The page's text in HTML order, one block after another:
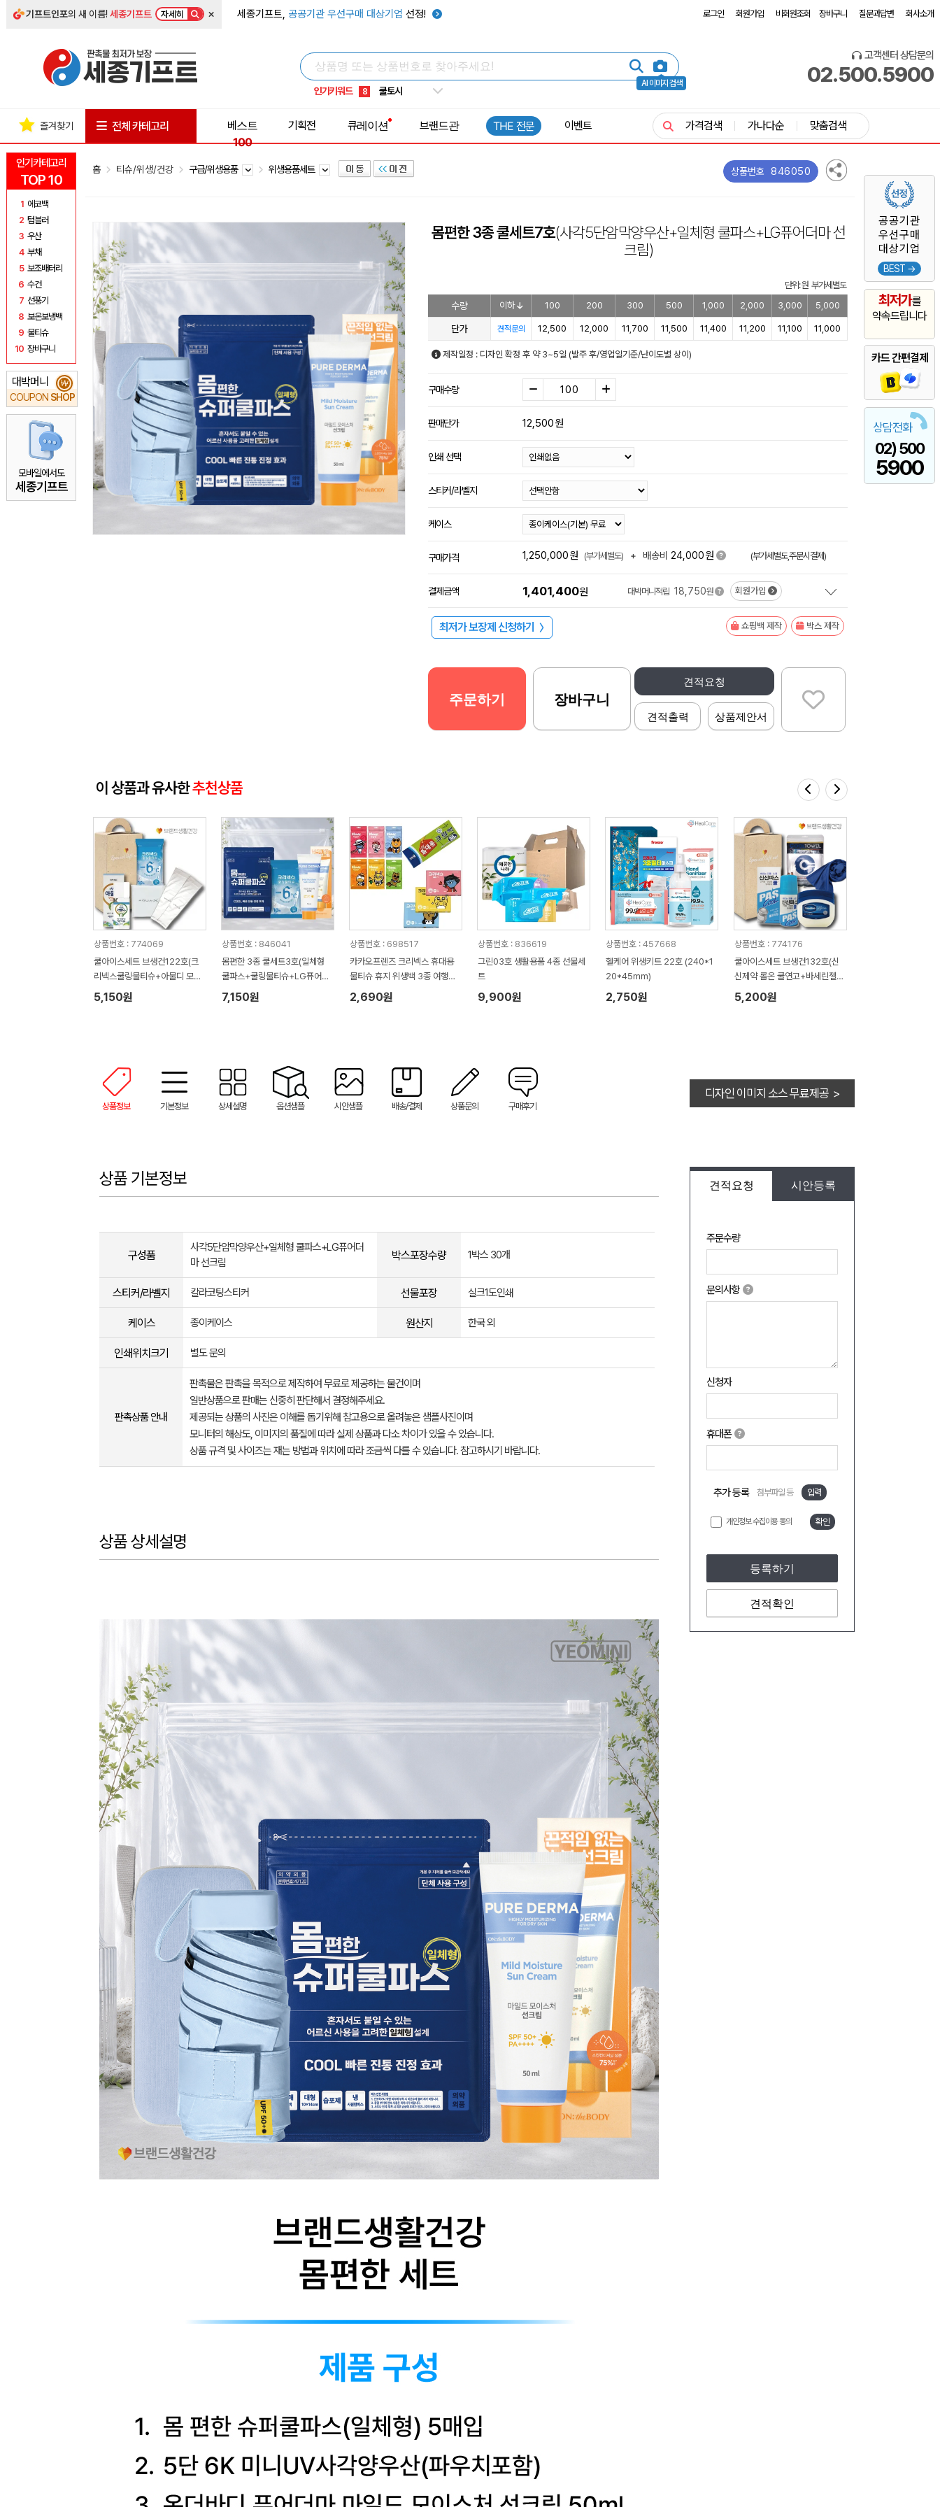
기프트인포의 새 이름!세종기프트 자세히 × 세종기프트, 공공기관 우선구매 대상기업 선정! 로그인 회원가입 비회원조회 장바구니 질문과답변 회사소개
AI 이미지 검색
인기키워드
5 키캡
8 쿨토시
9 넥쿨러
1 선풍기
고객센터 상담문의
02.500.5900
인기카테고리
TOP 10
1 에코백
2 텀블러
3 우산
4 부채
5 보조배터리
6 수건
7 선풍기
8 보온보냉백
9 물티슈
10 장바구니
대박머니
COUPON SHOP
₩
모바일에서도
세종기프트
공공기관
우선구매
대상기업
BEST →
최저가를
약속드립니다
카드 간편결제
상담전화
02) 500
5900
즐겨찾기 전체 카테고리
베스트
100
기획전 큐레이션 브랜드관 THE 전문 이벤트 가격검색 가나다순 맞춤검색
홈 티슈/위생/건강 구급/위생용품 위생용품세트 상품번호 846050
몸편한 3종 쿨세트7호(사각5단암막양우산+일체형 쿨파스+LG퓨어더마 선
크림)
단위: 원 부가세별도
수량 이하 100 200 300 500 1,000 2,000 3,000 5,000
단가 견적문의 12,500 12,000 11,700 11,500 11,400 11,200 11,100 11,000
제작일정 : 디자인 확정 후 약 3~5일 (발주 후/영업일기준/난이도별 상이)
구매수량
판매단가 12,500원
인쇄 선택
스티커/라벨지
케이스
구매가격 1,250,000원 (부가세별도) + 배송비 24,000원 (부가세별도,주문시결제)
결제금액 1,401,400원 대박머니적립 18,750원 회원가입
최저가 보장제 신청하기 〉 쇼핑백 제작 박스 제작
견적요청
견적출력 상품제안서
주문하기 장바구니
이 상품과 유사한추천상품
상품번호 : 774069
쿨아이스세트 브생건122호(크
리넥스쿨링물티슈+아물디 모기
약 물파스+아쿠아쿨토시)
5,150원
상품번호 : 846041
몸편한 3종 쿨세트3호(일체형
쿨파스+쿨링물티슈+LG퓨어더
마 선크림)
7,150원
상품번호 : 698517
카카오프렌즈 크리넥스 휴대용
물티슈 휴지 위생백 3종 여행용
세트
2,690원
상품번호 : 836619
그린03호 생활용품 4종 선물세
트
9,900원
상품번호 : 457668
헬케어 위생키트 22호 (240*1
20*45mm)
2,750원
상품번호 : 774176
쿨아이스세트 브생건132호(신
신제약 롤온 쿨연고+바세린젤리
+아이스쿨타올)
5,200원
상품정보 기본정보 상세설명 옵션샘플 시안샘플 배송/결제 상품문의 구매후기
디자인 이미지 소스 무료제공 >
견적요청 시안등록
주문수량
문의사항
신청자
휴대폰
추가 등록 첨부파일 등 입력
개인정보 수집이용 동의 확인
등록하기
견적확인
상품 기본정보
구성품
사각5단암막양우산+일체형 쿨파스+LG퓨어더
마 선크림
박스포장수량 1박스 30개
스티커/라벨지 칼라코팅스티커 선물포장 실크1도인쇄
케이스 종이케이스 원산지 한국 외
인쇄위치크기 별도 문의
판촉상품 안내
판촉물은 판촉을 목적으로 제작하여 무료로 제공하는 물건이며
일반상품으로 판매는 신중히 판단해서 결정해주세요.
제공되는 상품의 사진은 이해를 돕기위해 참고용으로 올려놓은 샘플사진이며
모니터의 해상도, 이미지의 품질에 따라 실제 상품과 다소 차이가 있을 수 있습니다.
상품 규격 및 사이즈는 재는 방법과 위치에 따라 조금씩 다를 수 있습니다. 참고하시기 바랍니다.
상품 상세설명